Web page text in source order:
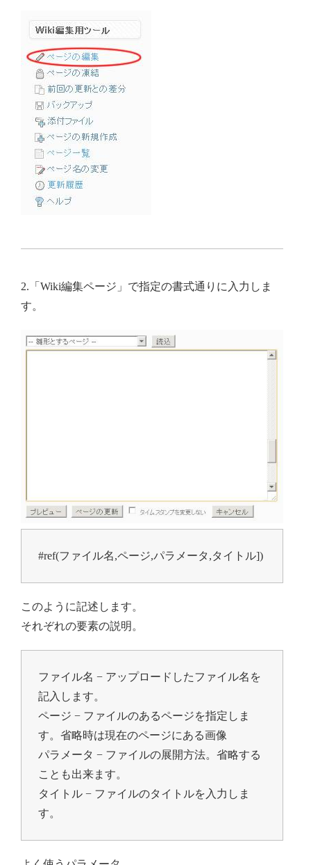
2.「Wiki編集ページ」で指定の書式通りに入力しま
す。
#ref(ファイル名,ページ,パラメータ,タイトル])
このように記述します。
それぞれの要素の説明。
ファイル名 − アップロードしたファイル名を
記入します。
ページ − ファイルのあるページを指定しま
す。省略時は現在のページにある画像
パラメータ − ファイルの展開方法。省略する
ことも出来ます。
タイトル − ファイルのタイトルを入力しま
す。